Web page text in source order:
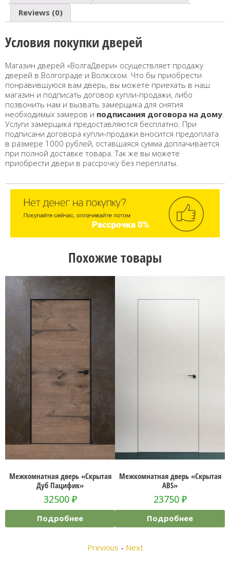
Reviews (0)
Условия покупки дверей
Магазин дверей «ВолгаДвери» осуществляет продажу
дверей в Волгограде и Волжском. Что бы приобрести
понравившуюся вам дверь, вы можете приехать в наш
магазин и подписать договор купли-продажи, либо
позвонить нам и вызвать замерщика для снятия
необходимых замеров и подписания договора на дому
Услуги замерщика предоставляются бесплатно. При
подписани договора купли-продажи вносится предоплата
в размере 1000 рублей, оставшаяся сумма доплачивается
при полной доставке товара. Так же вы можете
приобрести двери в рассрочку без переплаты.
Похожие товары
Межкомнатная дверь «Скрытая
Дуб Пацифик»
32500₽
Подробнее
Межкомнатная дверь «Скрытая
ABS»
23750₽
Подробнее
Previous - Next